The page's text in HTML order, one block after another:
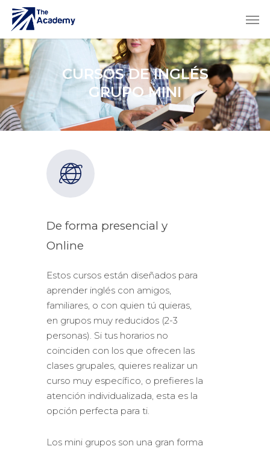
CURSOS DE INGLÉS
GRUPO MINI
De forma presencial y
Online
Estos cursos están diseñados para
aprender inglés con amigos,
familiares, o con quien tú quieras,
en grupos muy reducidos (2-3
personas). Si tus horarios no
coinciden con los que ofrecen las
clases grupales, quieres realizar un
curso muy específico, o prefieres la
atención individualizada, esta es la
opción perfecta para ti.
Los mini grupos son una gran forma